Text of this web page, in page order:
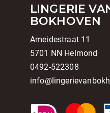
LINGERIE
BOKHOVEN
Ameidestraat 11
5701 NN Helmond
0492-522308